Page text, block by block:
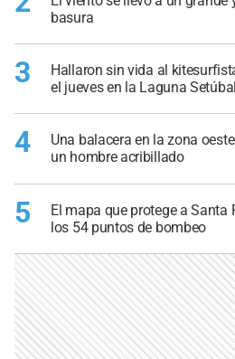
basura
3
Hallaron sin vida al
el jueves en la Laguna Setúbal
4
Una balacera en la zona
un hombre acribillado
5
El mapa que protege a Santa
los 54 puntos de bombeo